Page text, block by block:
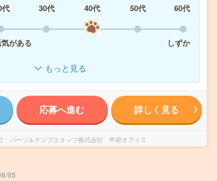
代
30代 40代 50代
60代
がある
しずか
もっと見る
応募へ進む 詳しく見る
パーソルテンプスタッフ株式会社 甲府オフィス
05